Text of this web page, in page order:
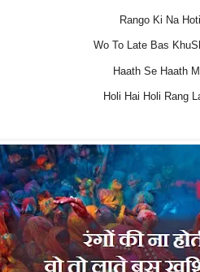
Rango Ki Na
Wo To Late Bas
Haath Se Haath
Holi Hai Holi Rang